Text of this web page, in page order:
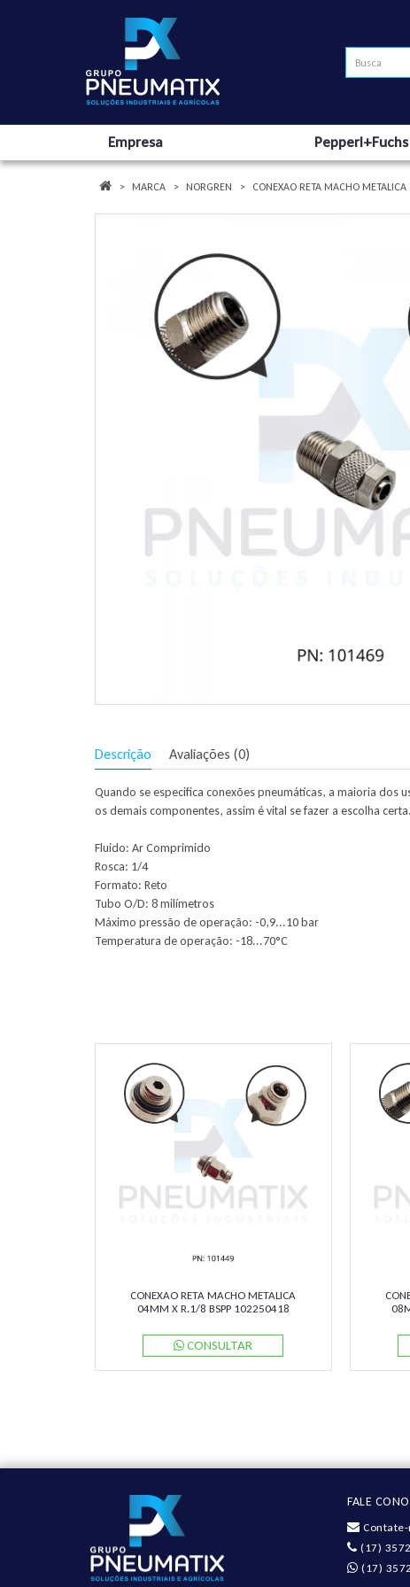
Empresa Pepperl+Fuchs
MARCA NORGREN CONEXAO RETA MACHO
Descrição Avaliações (0)
Quando se especifica conexões pneumáticas, a maioria
os demais componentes, assim é vital se fazer a escolha certa.
Fluido: Ar Comprimido
Rosca: 1/4
Formato: Reto
Tubo O/D: 8 milímetros
Máximo pressão de operação: -0,9...10 bar
Temperatura de operação: -18...70°C
CONEXAO RETA MACHO METALICA
04MM X R.1/8 BSPP 102250418
CONSULTAR
FALE
Contate-
(17)
(17)